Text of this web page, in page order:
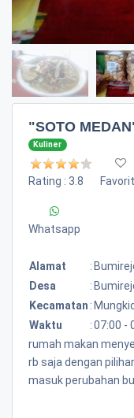
"SOTO
Kuliner
Rating : 3.8
Whatsapp
Alamat :
Desa
:
Kecamatan : Mungkid
Waktu
:07:00 -
rumah makan
rb saja dengan
masuk perubahan